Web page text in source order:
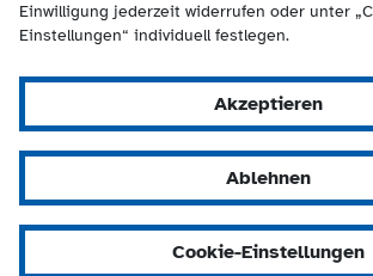
Einwilligung jederzeit widerrufen oder unter
Einstellungen“ individuell festlegen.
Akzeptieren
Ablehnen
Cookie-Einstellungen